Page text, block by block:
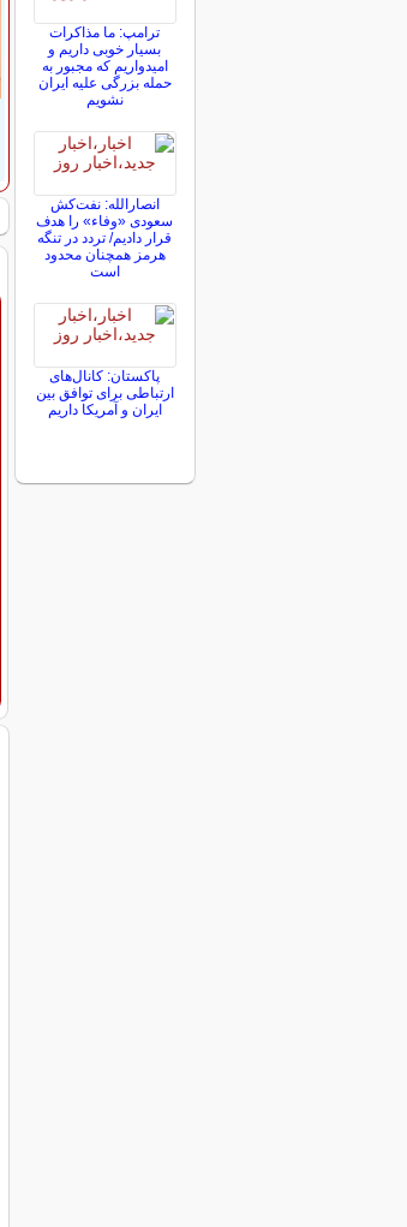
ترامپ: ما مذاکرات
بسیار خوبی داریم و
امیدواریم که مجبور به
حمله بزرگی علیه ایران
نشویم
انصارالله: نفت‌کش
سعودی «وفاء» را هدف
قرار دادیم/ تردد در تنگه
هرمز همچنان محدود
است
پاکستان: کانال‌های
ارتباطی برای توافق بین
ایران و آمریکا داریم